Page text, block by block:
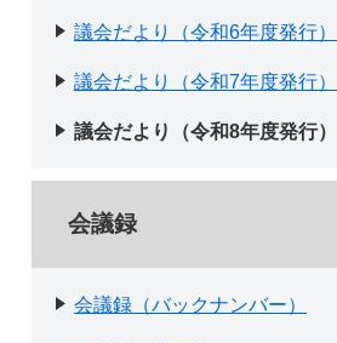
議会だより（令和6年度発行）
議会だより（令和7年度発行）
議会だより（令和8年度発行）
会議録
会議録（バックナンバー）